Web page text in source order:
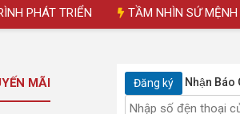
PHÁT TRIỂN TẦM NHÌN SỨ MỆNH
MÃI Đăng ký Nhận Báo